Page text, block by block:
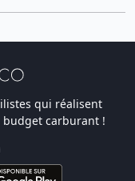
qui réalisent
budget carburant !